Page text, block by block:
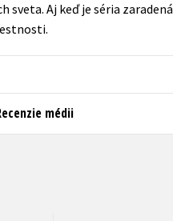
sveta. Aj keď je séria
médii